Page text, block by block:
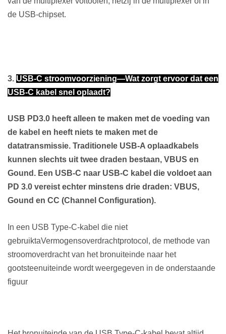
de USB-chipset.
3. USB-C stroomvoorziening—Wat zorgt ervoor dat een
USB-C kabel snel oplaadt?
USB PD3.0 heeft alleen te maken met de voeding van
de kabel en heeft niets te maken met de
datatransmissie. Traditionele USB-A oplaadkabels
kunnen slechts uit twee draden bestaan, VBUS en
Gound. Een USB-C naar USB-C kabel die voldoet aan
PD 3.0 vereist echter minstens drie draden: VBUS,
Gound en CC (Channel Configuration).
In een USB Type-C-kabel die niet
gebruiktaVermogensoverdrachtprotocol, de methode van
stroomoverdracht van het bronuiteinde naar het
gootsteenuiteinde wordt weergegeven in de onderstaande
figuur